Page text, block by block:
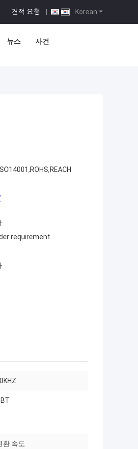
Korean
견적 요청 |
뉴스 사건
requirement
환 속도